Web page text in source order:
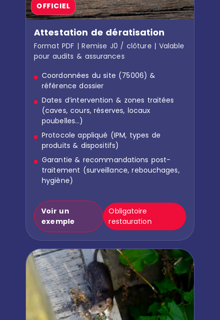
OFFICIEL
Attestation de dératisation
Format PDF | Remise J0 / clôture | Valable
pour audits & assurances
Coordonnées du site (75006) &
référence dossier
Dates d’intervention & zones traitées
(caves, cours, réserves, locaux
poubelles…)
Protocole appliqué (IPM, types de
produits & dispositifs)
Garantie & recommandations post-
traitement (surveillance, rebouchages,
hygiène)
Voir un
exemple
Obligatoire
restauration